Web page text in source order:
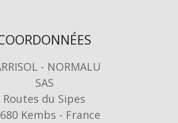
- NORMALU
SAS
Routes du Sipes
Kembs - France